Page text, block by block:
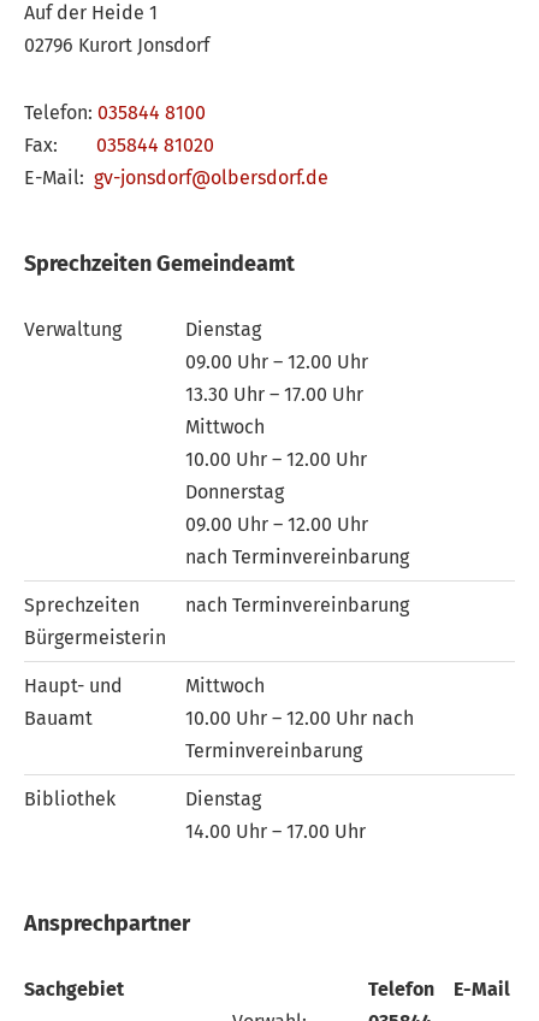
Auf der Heide 1
02796 Kurort Jonsdorf
Telefon: 035844 8100
Fax: 035844 81020
E-Mail: gv-jonsdorf@olbersdorf.de
Sprechzeiten Gemeindeamt
Verwaltung
Dienstag
09.00 Uhr – 12.00 Uhr
13.30 Uhr – 17.00 Uhr
Mittwoch
10.00 Uhr – 12.00 Uhr
Donnerstag
09.00 Uhr – 12.00 Uhr
nach Terminvereinbarung
Sprechzeiten
Bürgermeisterin
nach Terminvereinbarung
Haupt- und
Bauamt
Mittwoch
10.00 Uhr – 12.00 Uhr nach
Terminvereinbarung
Bibliothek
Dienstag
14.00 Uhr – 17.00 Uhr
Ansprechpartner
Sachgebiet
Telefon
E-Mail